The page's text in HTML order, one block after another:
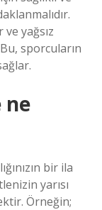
yağsız
sporcuların
ne
bir ila
yarısı
Örneğin;